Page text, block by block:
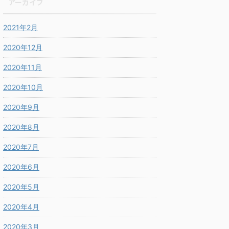
2021年2月
2020年12月
2020年11月
2020年10月
2020年9月
2020年8月
2020年7月
2020年6月
2020年5月
2020年4月
2020年3月